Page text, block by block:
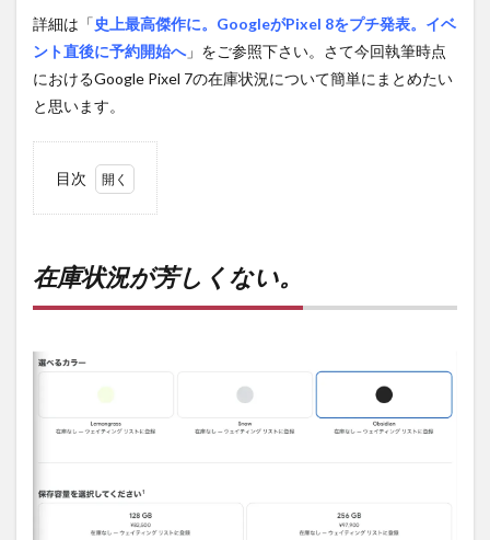
詳細は「史上最高傑作に。GoogleがPixel 8をプチ発表。イベ
ント直後に予約開始へ」をご参照下さい。さて今回執筆時点
におけるGoogle Pixel 7の在庫状況について簡単にまとめたい
と思います。
目次
が芳
しく
な
2
料不
在庫状況が芳しくない。